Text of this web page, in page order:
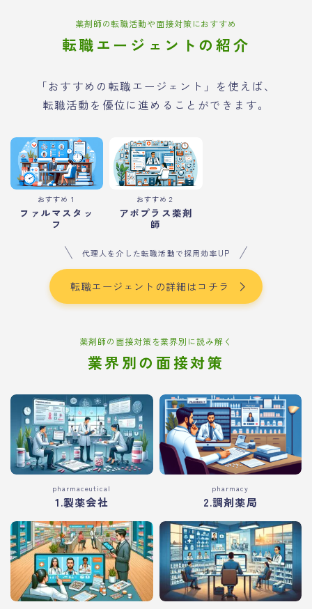
薬剤師の転職活動や面接対策におすすめ
転職エージェントの紹介
「おすすめの転職エージェント」を使えば、
転職活動を優位に進めることができます。
おすすめ１
ファルマスタッ
フ
おすすめ２
アポプラス薬剤
師
代理人を介した転職活動で採用効率UP
転職エージェントの詳細はコチラ
薬剤師の面接対策を業界別に読み解く
業界別の面接対策
pharmaceutical
1.製薬会社
pharmacy
2.調剤薬局